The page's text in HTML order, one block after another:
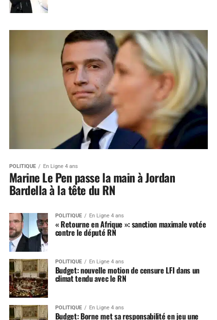
POLITIQUE En Ligne 4 ans
Marine Le Pen passe la main à Jordan
Bardella à la tête du RN
POLITIQUE En Ligne 4 ans
« Retourne en Afrique »: sanction maximale votée
contre le député RN
POLITIQUE En Ligne 4 ans
Budget: nouvelle motion de censure LFI dans un
climat tendu avec le RN
POLITIQUE En Ligne 4 ans
Budget: Borne met sa responsabilité en jeu une